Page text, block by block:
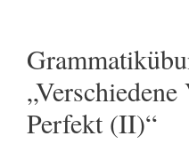
Perfekt (II)“